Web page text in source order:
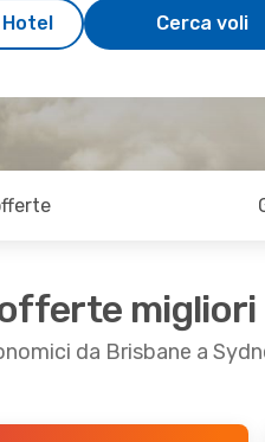
Hotel Cerca voli
migliori
da Brisbane a